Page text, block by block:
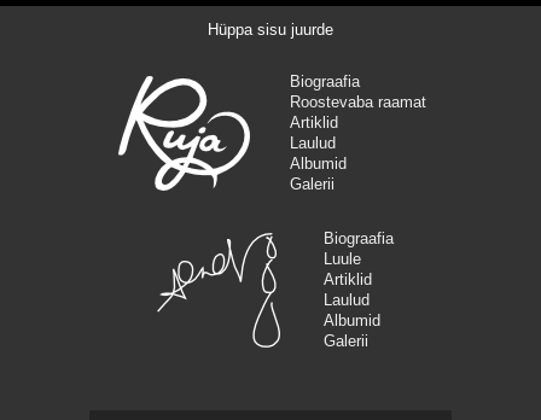
Hüppa sisu juurde
Biograafia
Roostevaba raamat
Artiklid
Laulud
Albumid
Galerii
Biograafia
Luule
Artiklid
Laulud
Albumid
Galerii